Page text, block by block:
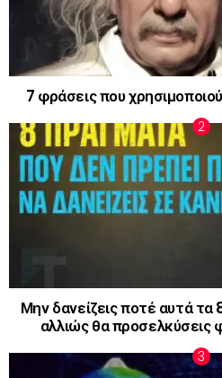
7 φράσεις που
Μην δανείζεις ποτέ αυτά
αλλιώς θα προσελκύσεις